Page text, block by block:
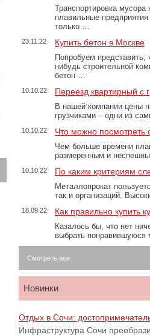
Транспортировка
плавильные
только …
23.11.22 Купить бетон в Москве
Попробуем представить,
нибудь строительной
бетон …
10.10.22 Переезд квартирный с
В нашей компании цены
грузчиками – одни из
10.10.22 Что можно посмотреть
Чем больше времени
размеренным и
10.10.22 По каким критериям
Металлопрокат
так и организаций.
18.09.22 Как правильно купить
Казалось бы, что нет
выбрать
Смотреть все
Новинки
Отдых в Сочи:
Инфраструктура Сочи